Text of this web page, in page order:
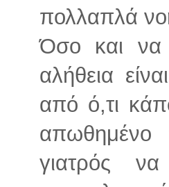
πολλαπλά
Όσο και να
αλήθεια
από ό,τι
απωθημένο
γιατρός